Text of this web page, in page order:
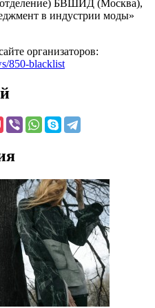
отделение) БВШИД (Москва),
в индустрии моды»
организаторов:
850-blacklist